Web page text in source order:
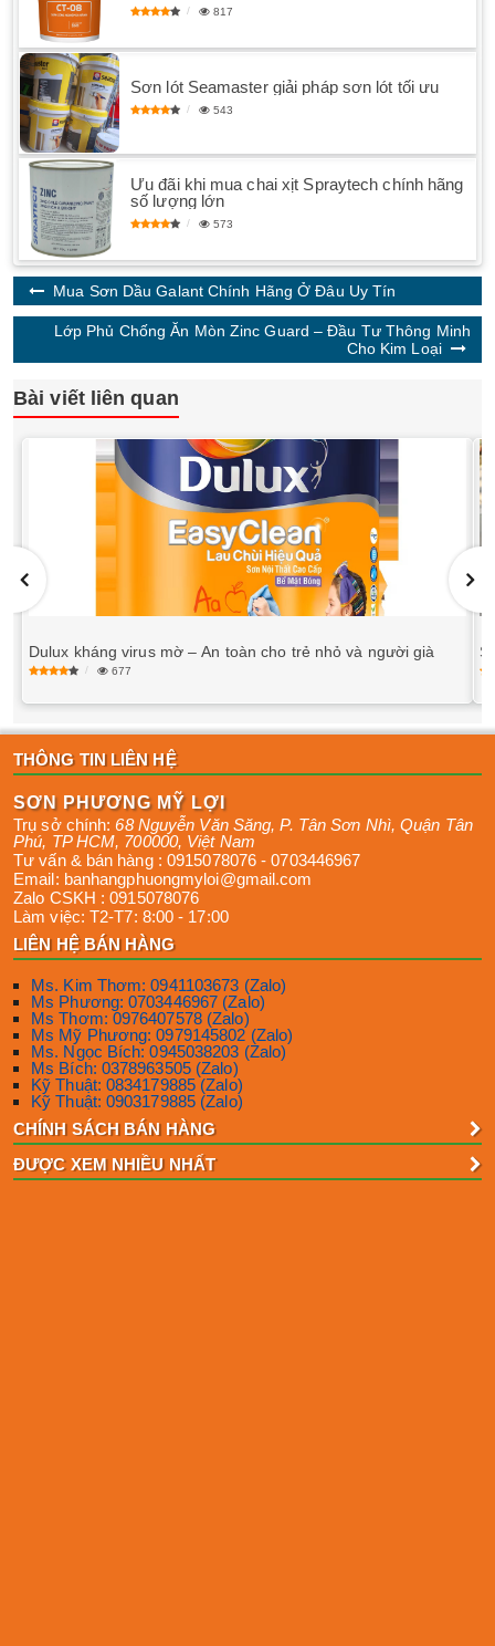
817
Sơn lót Seamaster giải pháp sơn lót tối ưu
543
Ưu đãi khi mua chai xịt Spraytech chính hãng
số lượng lớn
573
Mua Sơn Dầu Galant Chính Hãng Ở Đâu Uy Tín
Lớp Phủ Chống Ăn Mòn Zinc Guard – Đầu Tư Thông Minh
Cho Kim Loại
Bài viết liên quan
Dulux kháng virus mờ – An toàn cho trẻ nhỏ và người già
677
THÔNG TIN LIÊN HỆ
SƠN PHƯƠNG MỸ LỢI
Trụ sở chính:68 Nguyễn Văn Săng, P. Tân Sơn Nhì,Quận Tân
Phú, TP HCM, 700000, Việt Nam
Tư vấn & bán hàng : 0915078076 -0703446967
Email: banhangphuongmyloi@gmail.com
Zalo CSKH :0915078076
Làm việc: T2-T7: 8:00 - 17:00
LIÊN HỆ BÁN HÀNG
Ms. Kim Thơm: 0941103673 (Zalo)
Ms Phương: 0703446967 (Zalo)
Ms Thơm: 0976407578 (Zalo)
Ms Mỹ Phương: 0979145802 (Zalo)
Ms. Ngọc Bích: 0945038203 (Zalo)
Ms Bích: 0378963505 (Zalo)
Kỹ Thuật: 0834179885 (Zalo)
Kỹ Thuật: 0903179885 (Zalo)
CHÍNH SÁCH BÁN HÀNG
ĐƯỢC XEM NHIỀU NHẤT